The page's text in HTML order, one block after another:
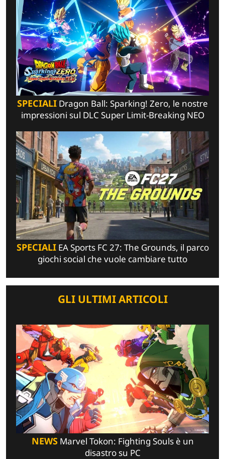
SPECIALI Dragon Ball: Sparking! Zero, le nostre
impressioni sul DLC Super Limit-Breaking NEO
SPECIALIEA Sports FC 27: The Grounds, il parco
giochi social che vuole cambiare tutto
GLI ULTIMI ARTICOLI
NEWSMarvel Tokon: Fighting Souls è un
disastro su PC